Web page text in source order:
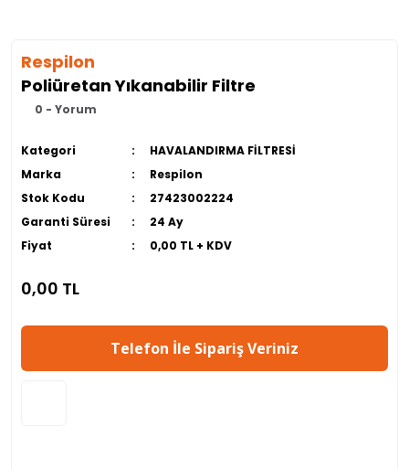
Respilon
Poliüretan Yıkanabilir Filtre
0 - Yorum
Kategori
HAVALANDIRMA FİLTRESİ
Marka
Respilon
Stok Kodu
27423002224
Garanti Süresi
24 Ay
Fiyat
0,00 TL + KDV
0,00 TL
Telefon İle Sipariş Veriniz